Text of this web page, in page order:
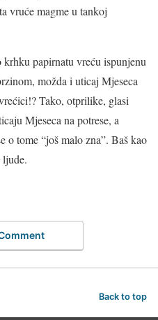
vruće magme u tankoj
papirnatu vreću ispunjenu
možda i uticaj Mjeseca
Tako, otprilike, glasi
Mjeseca na potrese, a
o tome “još malo zna”. Baš kao
ljude.
Back to top